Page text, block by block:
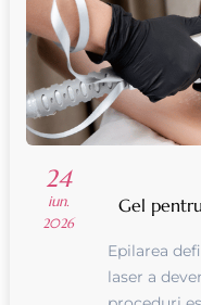
24
iun.
2026
Epilarea
laser a